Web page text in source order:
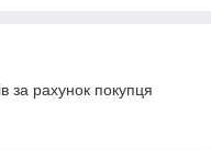
за рахунок покупця